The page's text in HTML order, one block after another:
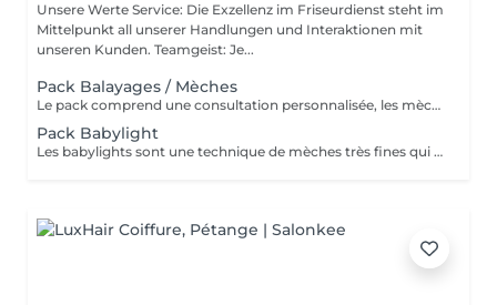
Unsere Werte Service: Die Exzellenz im Friseurdienst steht im
Mittelpunkt all unserer Handlungen und Interaktionen mit
unseren Kunden. Teamgeist: Je...
Pack Balayages / Mèches
Le pack comprend une consultation personnalisée, les mèches avec les produits LOREAL PROFESSIONNEL, shampooing et conditionneur spécifiques REDKEN, le séchage et les produits de styling REDKEN Option Coupe : la coupe IGORANCE, ( finition sur cheveux sec), le séchage et les produits de styling REDKEN. * Tarifs à titre indicatifs à confirmer après la consultation personnalisée établit auprès de votre coiffeur/stylist/spécialiste * La direction se réserve le droit d’apporter des modifications pour le bon fonctionnement du salon
Pack Babylight
Les babylights sont une technique de mèches très fines qui donne un résultat lumineux. Le pack comprend une consultation personnalisée, des babylights avec les produits LOREAL PROFESSIONNEL, shampooing et conditionneur spécifiques REDKEN, le séchage et les produits de styling REDKEN Option Coupe : la coupe IGORANCE, ( finition sur cheveux sec), le séchage et les produits de styling REDKEN. * Tarifs à titre indicatifs à confirmer après la consultation personnalisée établit auprès de votre coiffeur/stylist/spécialiste * La direction se réserve le droit d’apporter des modifications pour le bon fonctionnement du salon